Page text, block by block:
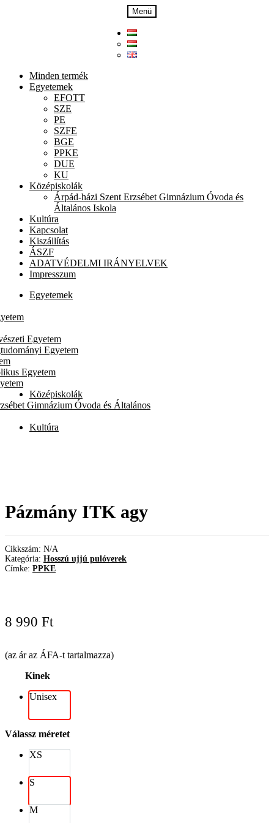
Menü
Minden termék
Egyetemek
EFOTT
SZE
PE
SZFE
BGE
PPKE
DUE
KU
Középiskolák
Árpád-házi Szent Erzsébet Gimnázium Óvoda és
Általános Iskola
Kultúra
Kapcsolat
Kiszállítás
ÁSZF
ADATVÉDELMI IRÁNYELVEK
Impresszum
Egyetemek
Egyetem
Egyetem
Egyetem
Középiskolák
Gimnázium Óvoda és Általános
Kultúra
Pázmány ITK agy
Cikkszám: N/A
Kategória: Hosszú ujjú pulóverek
Címke: PPKE
8 990 Ft
(az ár az ÁFA-t tartalmazza)
Kinek
Unisex
Válassz méretet
XS
S
M